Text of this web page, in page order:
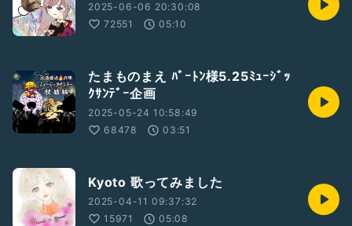
2025-06-06 20:30:08
72551
05:10
たまものまえ ﾊﾞｰﾄﾝ様5.25ﾐｭｰｼﾞｯ
ｸｻﾝﾃﾞｰ企画
2025-05-24 10:58:49
68478
03:51
Kyoto 歌ってみました
2025-04-11 09:37:32
15971
05:08